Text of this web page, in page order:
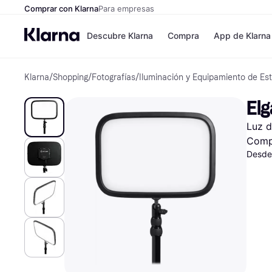
Comprar con KlarnaPara empresas
Descubre Klarna
Formas de
Paga ahora
Paga en 3 plazos
Paga en 30 días
Financiación
Klarna en Apple
Compra
Tiendas
Zalando
JD Sports
Directorio de
App de Klarna
Klarna/Shopping/Fotografías/ Iluminación y Equipamiento de
Luz